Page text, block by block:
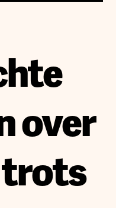
over
trots